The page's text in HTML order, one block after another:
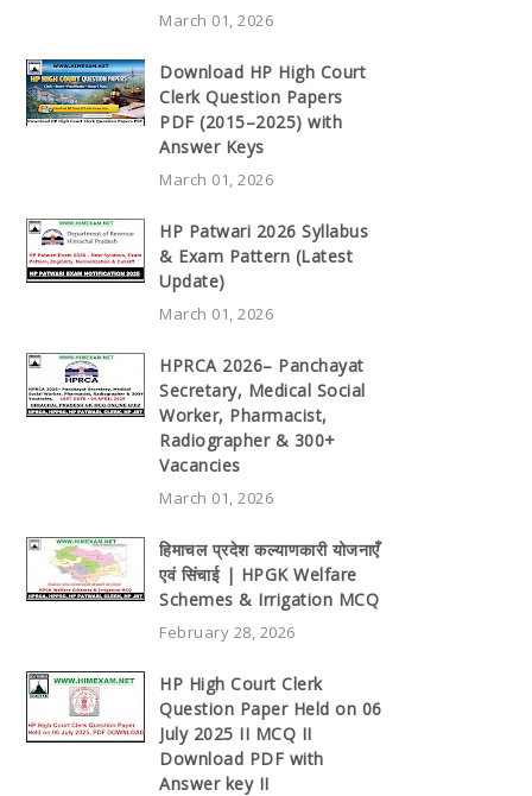
March 01, 2026
Download HP High Court
Clerk Question Papers
PDF (2015–2025) with
Answer Keys
March 01, 2026
HP Patwari 2026 Syllabus
& Exam Pattern (Latest
Update)
March 01, 2026
HPRCA 2026– Panchayat
Secretary, Medical Social
Worker, Pharmacist,
Radiographer & 300+
Vacancies
March 01, 2026
हिमाचल प्रदेश कल्याणकारी योजनाएँ
एवं सिंचाई | HPGK Welfare
Schemes & Irrigation MCQ
February 28, 2026
HP High Court Clerk
Question Paper Held on 06
July 2025 II MCQ II
Download PDF with
Answer key II